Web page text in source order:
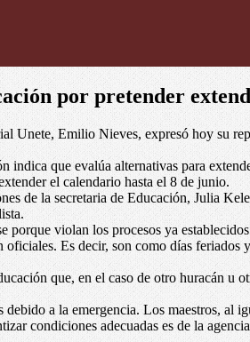
por pretender
Unete, Emilio Nieves, expresó hoy su
que evalúa alternativas para
el calendario hasta el 8 de junio.
de la secretaria de Educación, Julia
porque violan los procesos ya
Es decir, son como días
que, en el caso de otro huracán
a la emergencia. Los maestros,
condiciones adecuadas es de la